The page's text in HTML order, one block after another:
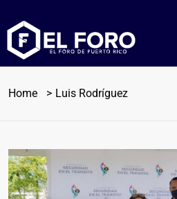
Home Luis Rodríguez